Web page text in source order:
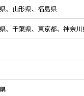
、山形県、福島県
、千葉県、東京都、神奈